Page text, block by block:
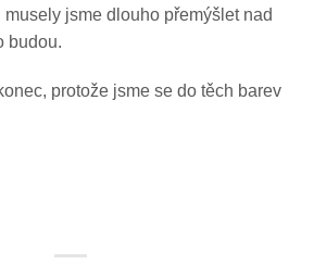
jsme dlouho přemýšlet nad
budou.
protože jsme se do těch barev